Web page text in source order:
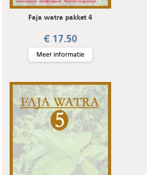
Faja watra pakket 4
€ 17.50
Meer informatie